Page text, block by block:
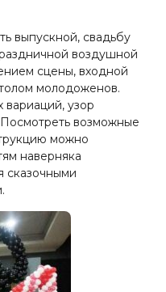
выпускной, свадьбу
воздушной
сцены, входной
молодоженов.
вариаций, узор
возможные
можно
наверняка
сказочными